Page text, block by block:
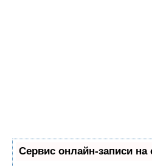
Сервис онлайн-записи на